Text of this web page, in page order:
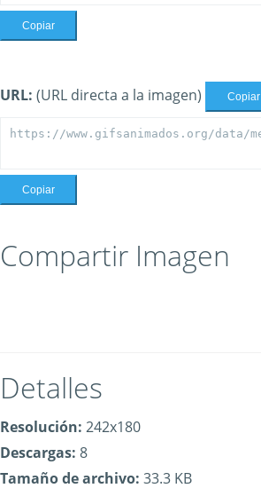
Copiar
URL: (URL directa a la imagen) Copiar
Copiar
Compartir Imagen
Detalles
Resolución: 242x180
Descargas: 8
Tamaño de archivo: 33.3 KB